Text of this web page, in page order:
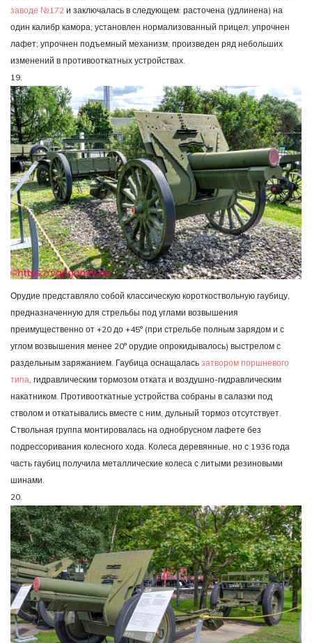
заводе №172 и заключалась в следующем: расточена (удлинена) на
один калибр камора; установлен нормализованный прицел; упрочнен
лафет; упрочнен подъемный механизм; произведен ряд небольших
изменений в противооткатных устройствах.
19.
Орудие представляло собой классическую короткоствольную гаубицу,
предназначенную для стрельбы под углами возвышения
преимущественно от +20 до +45° (при стрельбе полным зарядом и с
углом возвышения менее 20° орудие опрокидывалось) выстрелом с
раздельным заряжанием. Гаубица оснащалась затвором поршневого
типа, гидравлическим тормозом отката и воздушно-гидравлическим
накатником. Противооткатные устройства собраны в салазки под
стволом и откатывались вместе с ним, дульный тормоз отсутствует.
Ствольная группа монтировалась на однобрусном лафете без
подрессоривания колесного хода. Колеса деревянные, но с 1936 года
часть гаубиц получила металлические колеса с литыми резиновыми
шинами.
20.